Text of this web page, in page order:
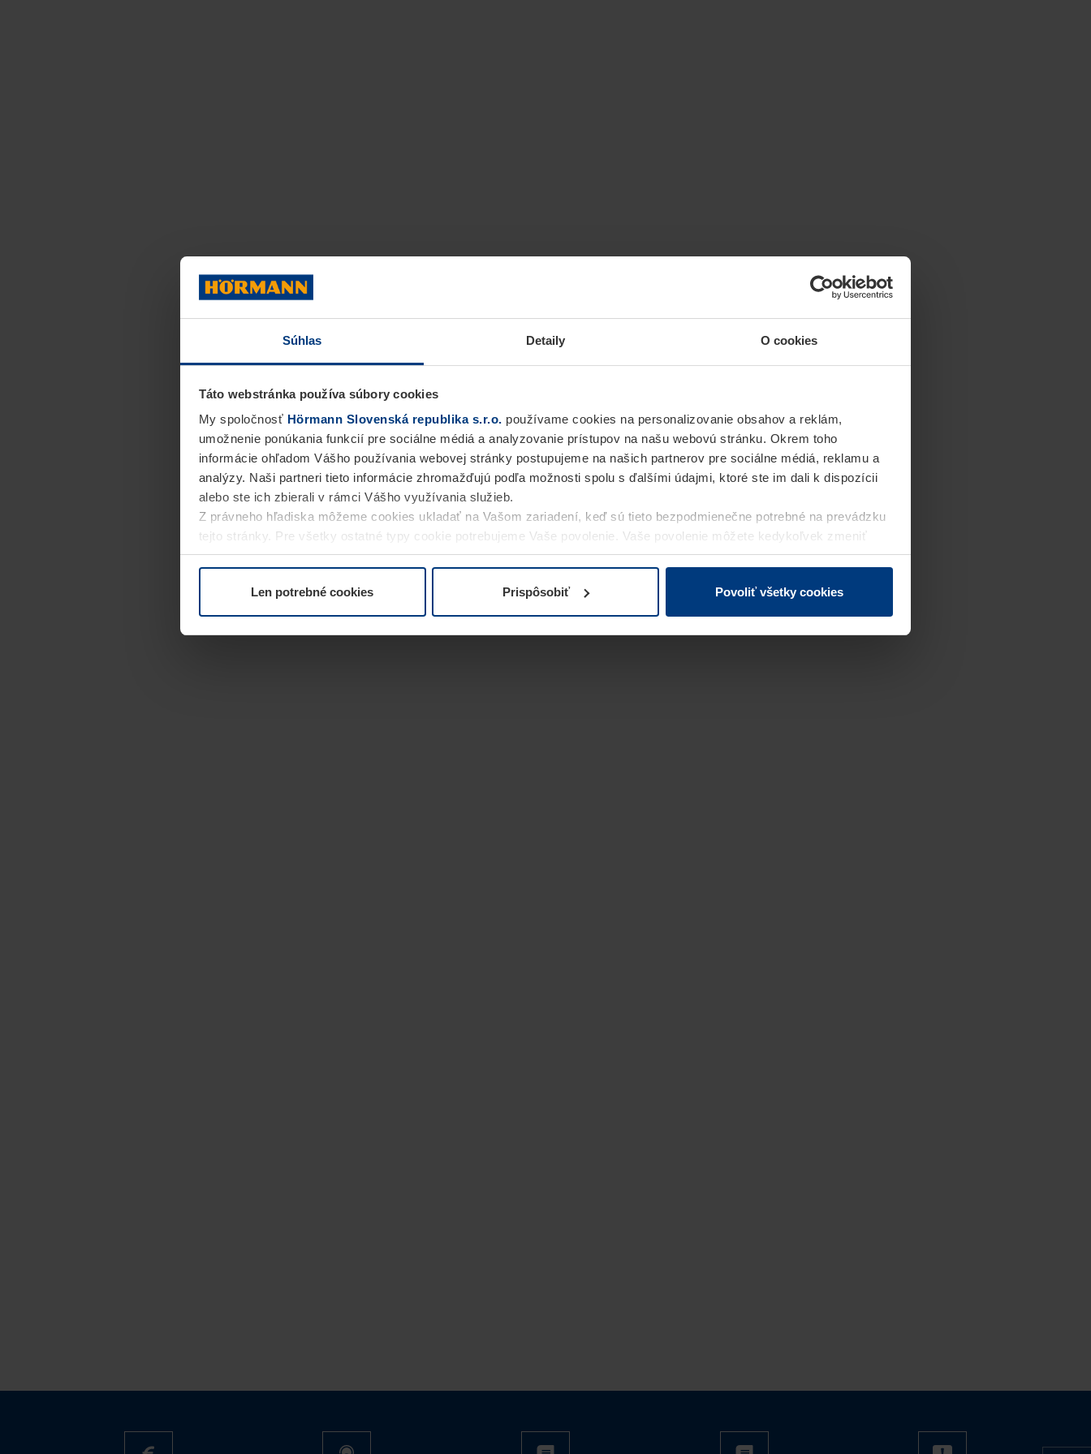
Súhlas Detaily O cookies
Táto webstránka používa súbory cookies
My spoločnosť Hörmann Slovenská republika s.r.o. používame cookies na personalizovanie obsahov a reklám,
umožnenie ponúkania funkcií pre sociálne médiá a analyzovanie prístupov na našu webovú stránku. Okrem toho
informácie ohľadom Vášho používania webovej stránky postupujeme na našich partnerov pre sociálne médiá, reklamu a
analýzy. Naši partneri tieto informácie zhromažďujú podľa možnosti spolu s ďalšími údajmi, ktoré ste im dali k dispozícii
alebo ste ich zbierali v rámci Vášho využívania služieb.
Z právneho hľadiska môžeme cookies ukladať na Vašom zariadení, keď sú tieto bezpodmienečne potrebné na prevádzku
tejto stránky. Pre všetky ostatné typy cookie potrebujeme Vaše povolenie. Vaše povolenie môžete kedykoľvek zmeniť
alebo odvolať vo vysvetlení cookie na stránkeVyhlásenie o ochrane osobných údajovnašej webovej stránky.
Len potrebné cookies Prispôsobiť Povoliť všetky cookies